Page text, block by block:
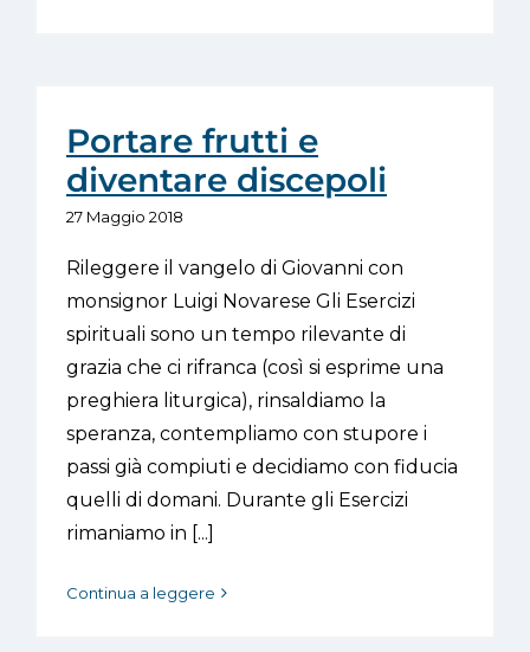
Portare frutti e
diventare discepoli
27 Maggio 2018
Rileggere il vangelo di Giovanni con
monsignor Luigi Novarese Gli Esercizi
spirituali sono un tempo rilevante di
grazia che ci rifranca (così si esprime una
preghiera liturgica), rinsaldiamo la
speranza, contempliamo con stupore i
passi già compiuti e decidiamo con fiducia
quelli di domani. Durante gli Esercizi
rimaniamo in [...]
Continua a leggere